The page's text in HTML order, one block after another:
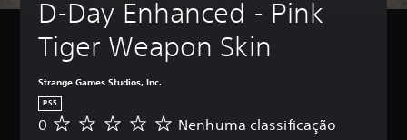
D-Day Enhanced - Pink
Tiger Weapon Skin
Strange Games Studios, Inc.
PS5
N
0 Nenhuma classificação